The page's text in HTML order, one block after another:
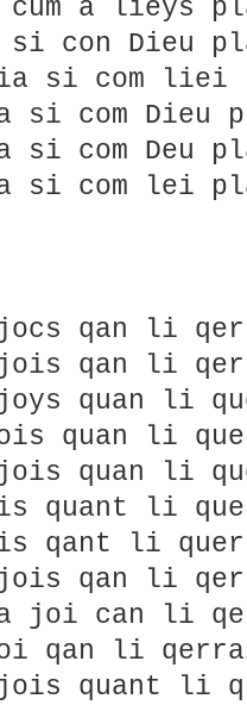
cum a lieys
si con Dieu
si com liei
si com Dieu
si com Deu
si com lei
jocs qan li
jois qan li
joys quan li
quan li
jois quan li
quant li
qant li
jois qan li
joi can li
qan li
jois quant li